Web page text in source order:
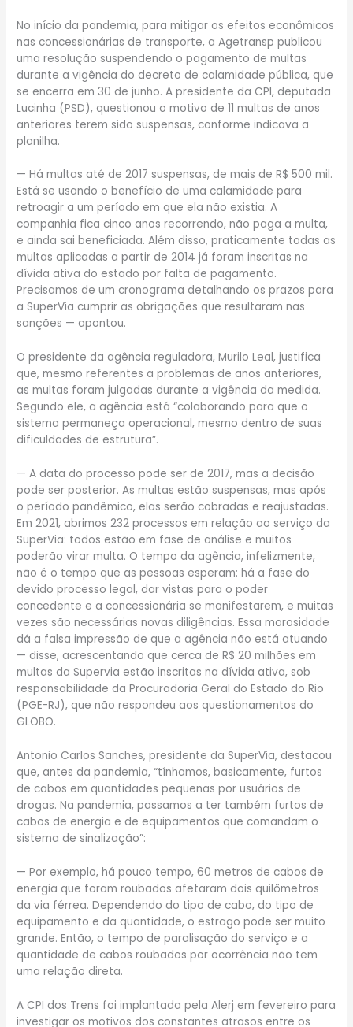
No início da pandemia, para mitigar os efeitos econômicos
nas concessionárias de transporte, a Agetransp publicou
uma resolução suspendendo o pagamento de multas
durante a vigência do decreto de calamidade pública, que
se encerra em 30 de junho. A presidente da CPI, deputada
Lucinha (PSD), questionou o motivo de 11 multas de anos
anteriores terem sido suspensas, conforme indicava a
planilha.
— Há multas até de 2017 suspensas, de mais de R$ 500 mil.
Está se usando o benefício de uma calamidade para
retroagir a um período em que ela não existia. A
companhia fica cinco anos recorrendo, não paga a multa,
e ainda sai beneficiada. Além disso, praticamente todas as
multas aplicadas a partir de 2014 já foram inscritas na
dívida ativa do estado por falta de pagamento.
Precisamos de um cronograma detalhando os prazos para
a SuperVia cumprir as obrigações que resultaram nas
sanções — apontou.
O presidente da agência reguladora, Murilo Leal, justifica
que, mesmo referentes a problemas de anos anteriores,
as multas foram julgadas durante a vigência da medida.
Segundo ele, a agência está “colaborando para que o
sistema permaneça operacional, mesmo dentro de suas
dificuldades de estrutura”.
— A data do processo pode ser de 2017, mas a decisão
pode ser posterior. As multas estão suspensas, mas após
o período pandêmico, elas serão cobradas e reajustadas.
Em 2021, abrimos 232 processos em relação ao serviço da
SuperVia: todos estão em fase de análise e muitos
poderão virar multa. O tempo da agência, infelizmente,
não é o tempo que as pessoas esperam: há a fase do
devido processo legal, dar vistas para o poder
concedente e a concessionária se manifestarem, e muitas
vezes são necessárias novas diligências. Essa morosidade
dá a falsa impressão de que a agência não está atuando
— disse, acrescentando que cerca de R$ 20 milhões em
multas da Supervia estão inscritas na dívida ativa, sob
responsabilidade da Procuradoria Geral do Estado do Rio
(PGE-RJ), que não respondeu aos questionamentos do
GLOBO.
Antonio Carlos Sanches, presidente da SuperVia, destacou
que, antes da pandemia, “tínhamos, basicamente, furtos
de cabos em quantidades pequenas por usuários de
drogas. Na pandemia, passamos a ter também furtos de
cabos de energia e de equipamentos que comandam o
sistema de sinalização”:
— Por exemplo, há pouco tempo, 60 metros de cabos de
energia que foram roubados afetaram dois quilômetros
da via férrea. Dependendo do tipo de cabo, do tipo de
equipamento e da quantidade, o estrago pode ser muito
grande. Então, o tempo de paralisação do serviço e a
quantidade de cabos roubados por ocorrência não tem
uma relação direta.
A CPI dos Trens foi implantada pela Alerj em fevereiro para
investigar os motivos dos constantes atrasos entre os